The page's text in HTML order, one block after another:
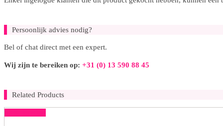
Persoonlijk advies nodig?
Bel of chat direct met een expert.
Wij zijn te bereiken op: +31 (0) 13 590 88 45
Related Products